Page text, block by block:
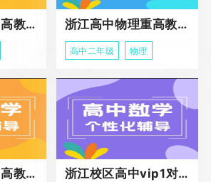
杭州高中物理重高教育春季班 浙江高中物理重高教育春季班
高中二年级 物理
浙江高中化学重高教育春季班 浙江校区高中vip1对1课程